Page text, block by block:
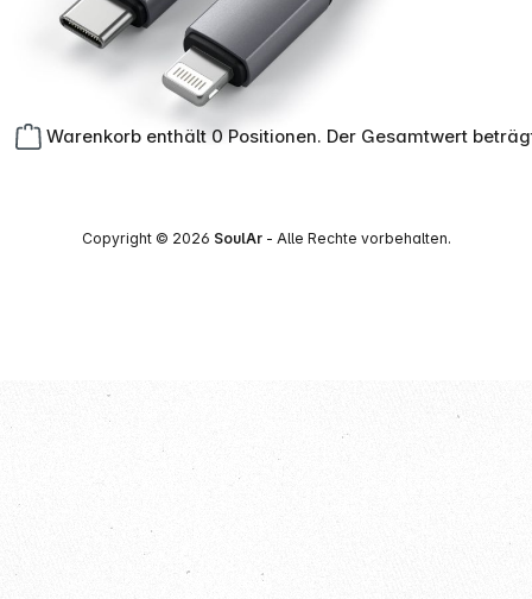
Warenkorb enthält 0 Positionen. Der Gesamtwert
Copyright © 2026 SoulAr- Alle Rechte vorbehalten.